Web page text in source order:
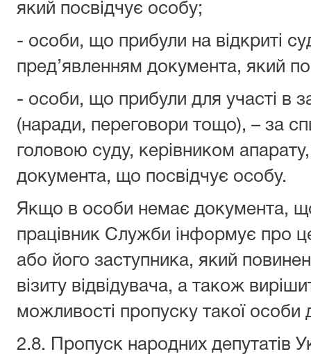
який посвідчує особу;
- особи, що прибули на відкриті
пред’явленням документа, який
- особи, що прибули для участі в
(наради, переговори тощо), – за
головою суду, керівником
документа, що посвідчує особу.
Якщо в особи немає документа,
працівник Служби інформує про
або його заступника, який
візиту відвідувача, а також
можливості пропуску такої особи
2.8. Пропуск народних депутатів